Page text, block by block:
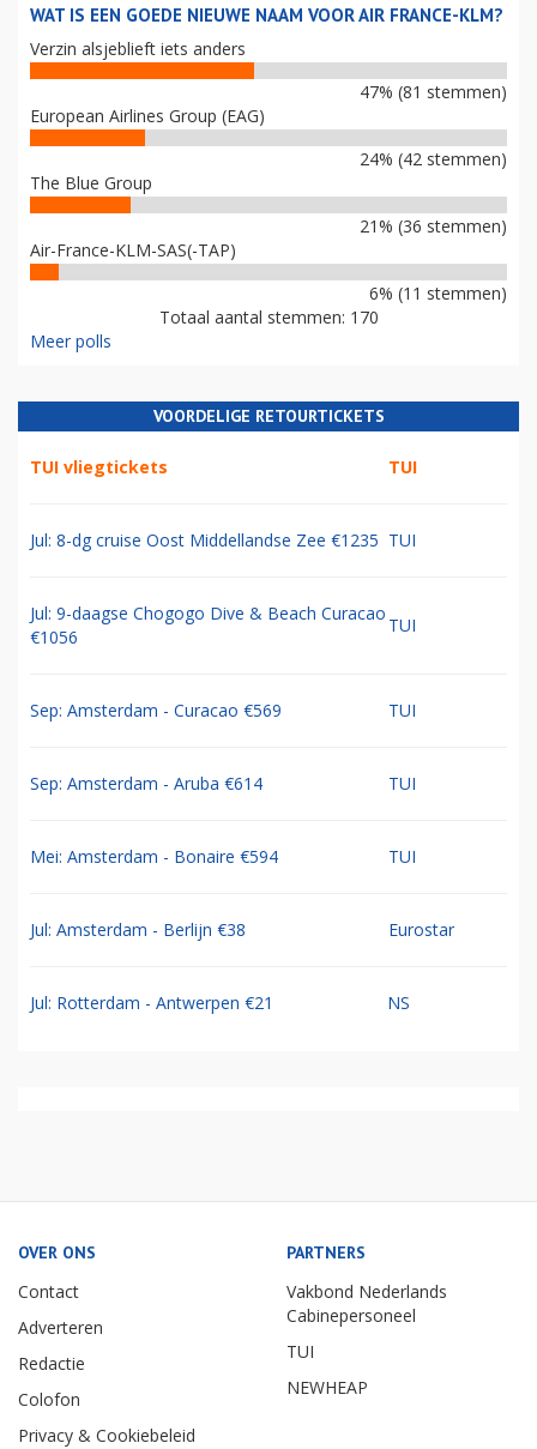
WAT IS EEN GOEDE NIEUWE NAAM VOOR AIR FRANCE-KLM?
Verzin alsjeblieft iets anders
47% (81 stemmen)
European Airlines Group (EAG)
24% (42 stemmen)
The Blue Group
21% (36 stemmen)
Air-France-KLM-SAS(-TAP)
6% (11 stemmen)
Totaal aantal stemmen: 170
Meer polls
VOORDELIGE RETOURTICKETS
TUI vliegtickets TUI
Jul: 8-dg cruise Oost Middellandse Zee €1235 TUI
Jul: 9-daagse Chogogo Dive & Beach Curacao
€1056
TUI
Sep: Amsterdam - Curacao €569 TUI
Sep: Amsterdam - Aruba €614 TUI
Mei: Amsterdam - Bonaire €594 TUI
Jul: Amsterdam - Berlijn €38 Eurostar
Jul: Rotterdam - Antwerpen €21 NS
OVER ONS
Contact
Adverteren
Redactie
Colofon
Privacy & Cookiebeleid
PARTNERS
Vakbond Nederlands
Cabinepersoneel
TUI
NEWHEAP